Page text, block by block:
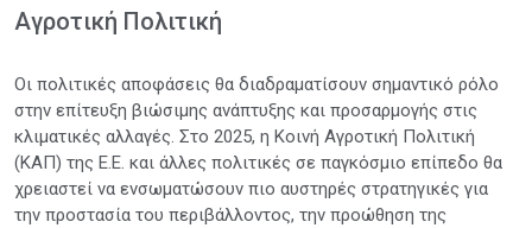
Αγροτική Πολιτική
Οι πολιτικές αποφάσεις θα διαδραματίσουν σημαντικό ρόλο
στην επίτευξη βιώσιμης ανάπτυξης και προσαρμογής στις
κλιματικές αλλαγές. Στο 2025, η Κοινή Αγροτική Πολιτική
(ΚΑΠ) της Ε.Ε. και άλλες πολιτικές σε παγκόσμιο επίπεδο θα
χρειαστεί να ενσωματώσουν πιο αυστηρές στρατηγικές για
την προστασία του περιβάλλοντος, την προώθηση της